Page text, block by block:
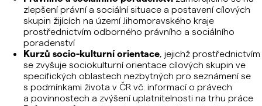
zlepšení právní a sociální situace a postavení cílových
skupin žijících na území Jihomoravského kraje
prostřednictvím odborného právního a sociálního
poradenství
Kurzů socio-kulturní orientace, jejichž prostřednictvím
se zvyšuje sociokulturní orientace cílových skupin ve
specifických oblastech nezbytných pro seznámení se
s podmínkami života v ČR vč. informací o právech
a povinnostech a zvýšení uplatnitelnosti na trhu práce